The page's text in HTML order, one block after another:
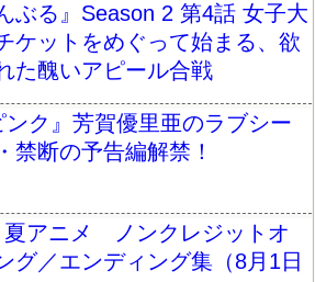
ぶる』Season 2 第4話 女子大
ケットをめぐって始まる、欲
た醜いアピール合戦
ンク』芳賀優里亜のラブシー
禁断の予告編解禁！
夏アニメ ノンクレジットオ
グ／エンディング集（8月1日